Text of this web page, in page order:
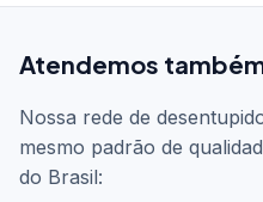
Atendemos
Nossa rede de
mesmo padrão de
do Brasil: